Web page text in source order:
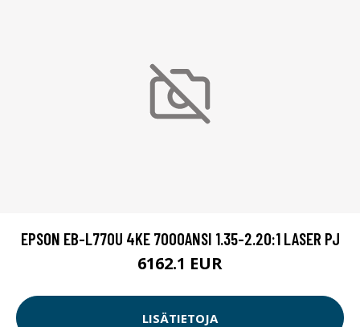
EPSON EB-L770U 4KE 7000ANSI 1.35-2.20:1 LASER PJ
6162.1 EUR
LISÄTIETOJA